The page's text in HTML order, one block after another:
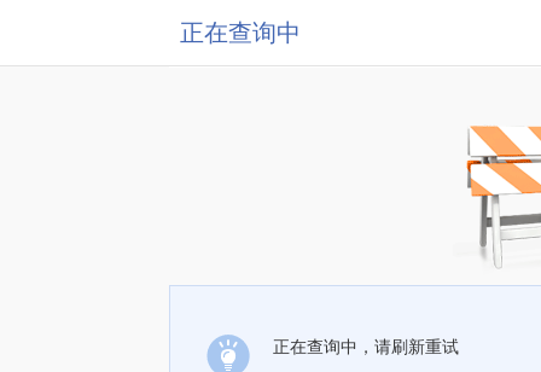
正在查询中
正在查询中，请刷新重试